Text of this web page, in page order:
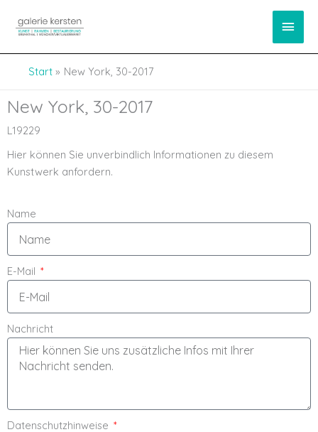
springen
Inhalt
Start New York, 30-2017
New York, 30-2017
L19229
Hier können Sie unverbindlich Informationen zu diesem
Kunstwerk anfordern.
Name
E-Mail
Nachricht
Datenschutzhinweise